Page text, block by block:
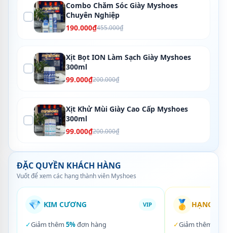
Combo Chăm Sóc Giày Myshoes
Chuyên Nghiệp
190.000₫455.000₫
Xịt Bọt ION Làm Sạch Giày Myshoes
300ml
99.000₫200.000₫
Xịt Khử Mùi Giày Cao Cấp Myshoes
300ml
99.000₫200.000₫
ĐẶC QUYỀN KHÁCH HÀNG
Vuốt để xem các hạng thành viên Myshoes
💎 KIM CƯƠNG VIP
✓Giảm thêm 5%đơn hàng
🥇 HẠNG
✓Giảm thêm